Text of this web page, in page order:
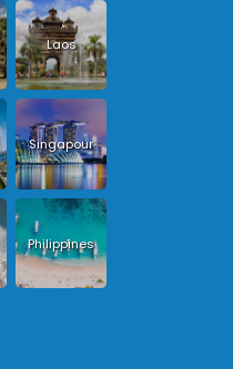
Laos
Singapour
Philippines